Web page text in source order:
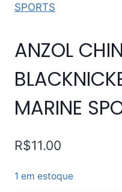
ANZOL
MARINE
R$11.00
1 em estoque